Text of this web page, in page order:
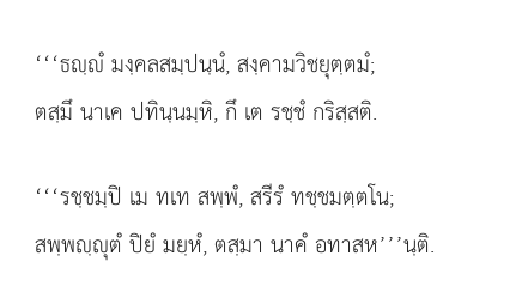
‘‘‘ธฺํมงฺคลสมฺปนฺนํ, สงฺคามวิชยุตฺตมํ;
ตสฺมึ นาเค ปทินฺนมฺหิ, กึ เต รชฺชํ กริสฺสติ.
‘‘‘รชฺชมฺปิ เม ทเท สพฺพํ, สรีรํ ทชฺชมตฺตโน;
สพฺพฺุตํ ปิยํ มยฺหํ, ตสฺมา นาคํ อทาสห’’’นฺติ.